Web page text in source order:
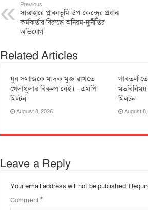
Previous
সান্তাহারে প্লাবনভূমি উপ-কেন্দ্রের প্রধান
কর্মকর্তার বিরুদ্ধে অনিয়ম-দুর্নীতির
অভিযোগ
Related Articles
যুব সমাজকে মাদক মুক্ত রাখতে
খেলাধুলার বিকল্প নেই। –এমপি
মিল্টন
August 8, 2026
‎গাবতলীতে
মিলটন
August
Leave a Reply
Your email address will not be published.
Comment*